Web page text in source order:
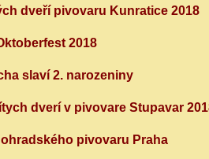
dveří pivovaru Kunratice 2018
2018
slaví 2. narozeniny
dverí v pivovare Stupavar
pivovaru Praha